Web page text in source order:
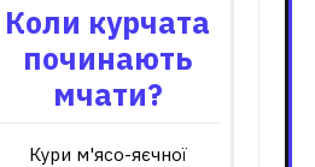
Коли курчата
починають
мчати?
Кури м'ясо-яєчної